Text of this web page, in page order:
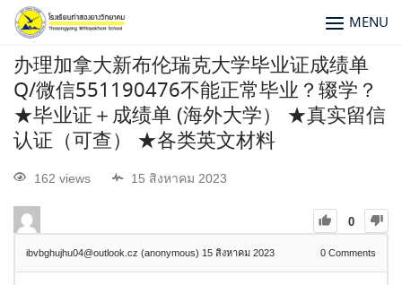
MENU
办理加拿大新布伦瑞克大学毕业证成绩单
Q/微信551190476不能正常毕业？辍学？
★毕业证＋成绩单 (海外大学） ★真实留信
认证（可查） ★各类英文材料
162 views 15 สิงหาคม 2023
0
ibvbghujhu04@outlook.cz (anonymous) 15 สิงหาคม 2023 0 Comments